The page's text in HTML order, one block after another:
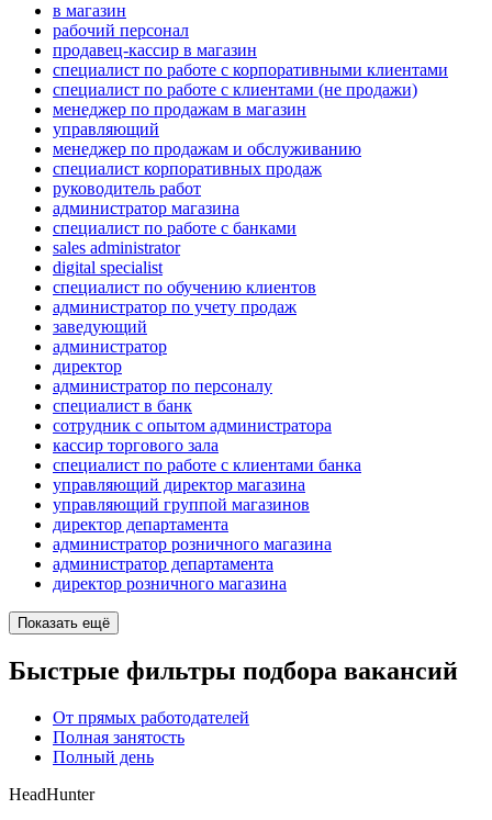
в магазин
рабочий персонал
продавец-кассир в магазин
специалист по работе с корпоративными клиентами
специалист по работе с клиентами (не продажи)
менеджер по продажам в магазин
управляющий
менеджер по продажам и обслуживанию
специалист корпоративных продаж
руководитель работ
администратор магазина
специалист по работе с банками
sales administrator
digital specialist
специалист по обучению клиентов
администратор по учету продаж
заведующий
администратор
директор
администратор по персоналу
специалист в банк
сотрудник с опытом администратора
кассир торгового зала
специалист по работе с клиентами банка
управляющий директор магазина
управляющий группой магазинов
директор департамента
администратор розничного магазина
администратор департамента
директор розничного магазина
Показать ещё
Быстрые фильтры подбора вакансий
От прямых работодателей
Полная занятость
Полный день
HeadHunter